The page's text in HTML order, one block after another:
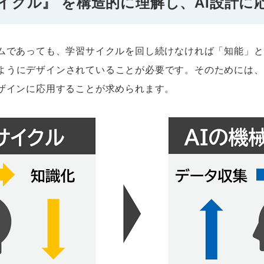
であっても、学習サイクルを回し続けなければ「知能」
うにデザインされていることが必要です。そのためには
ンに応用することが求められます。